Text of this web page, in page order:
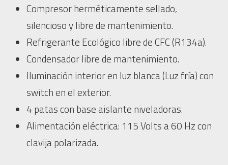
Compresor herméticamente sellado,
silencioso y libre de mantenimiento.
Refrigerante Ecológico libre de CFC (R134a).
Condensador libre de mantenimiento.
Iluminación interior en luz blanca (Luz fría) con
switch en el exterior.
4 patas con base aislante niveladoras.
Alimentación eléctrica: 115 Volts a 60 Hz con
clavija polarizada.